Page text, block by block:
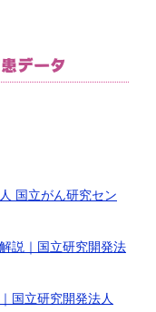
データ
国立がん研究セン
説｜国立研究開発法
国立研究開発法人